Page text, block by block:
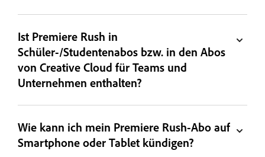
Ist Premiere Rush in
Schüler-/Studentenabos bzw. in den Abos
von Creative Cloud für Teams und
Unternehmen enthalten?
Wie kann ich mein Premiere Rush-Abo auf
Smartphone oder Tablet kündigen?